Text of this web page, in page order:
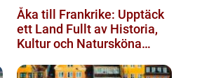
Åka till Frankrike: Upptäck
ett Land Fullt av Historia,
Kultur och Natursköna